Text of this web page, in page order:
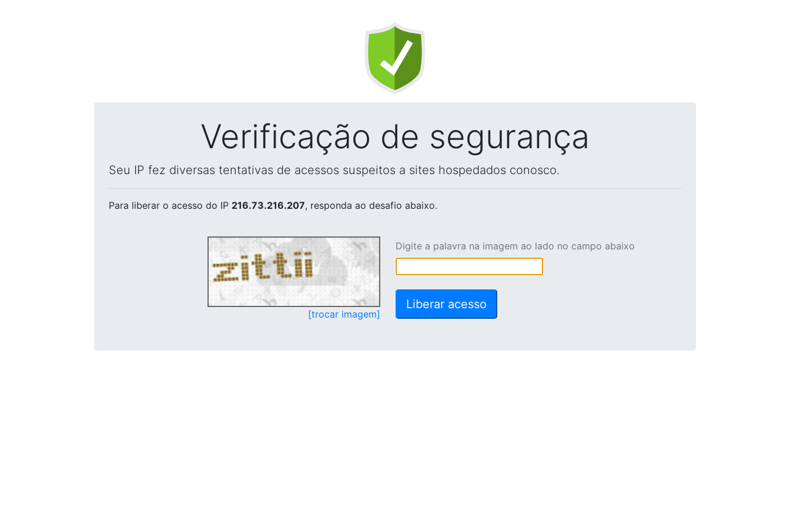
Verificação de segurança
Seu IP fez diversas tentativas de acessos suspeitos a sites hospedados conosco.
Para liberar o acesso do IP 216.73.216.207, responda ao desafio abaixo.
[trocar imagem]
Digite a palavra na imagem ao lado no campo abaixo